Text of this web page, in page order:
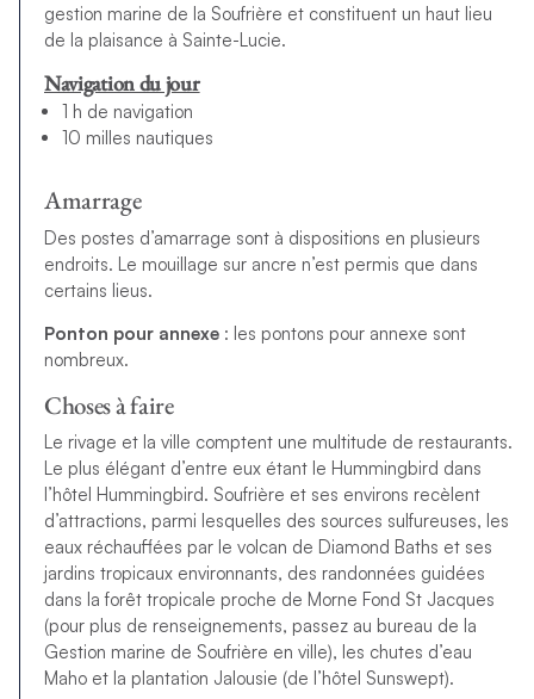
gestion marine de la Soufrière et constituent un haut lieu
de la plaisance à Sainte-Lucie.
Navigation du jour
1 h de navigation
10 milles nautiques
Amarrage
Des postes d’amarrage sont à dispositions en plusieurs
endroits. Le mouillage sur ancre n’est permis que dans
certains lieus.
Ponton pour annexe: les pontons pour annexe sont
nombreux.
Choses à faire
Le rivage et la ville comptent une multitude de restaurants.
Le plus élégant d’entre eux étant le Hummingbird dans
l’hôtel Hummingbird. Soufrière et ses environs recèlent
d’attractions, parmi lesquelles des sources sulfureuses, les
eaux réchauffées par le volcan de Diamond Baths et ses
jardins tropicaux environnants, des randonnées guidées
dans la forêt tropicale proche de Morne Fond St Jacques
(pour plus de renseignements, passez au bureau de la
Gestion marine de Soufrière en ville), les chutes d’eau
Maho et la plantation Jalousie (de l’hôtel Sunswept).